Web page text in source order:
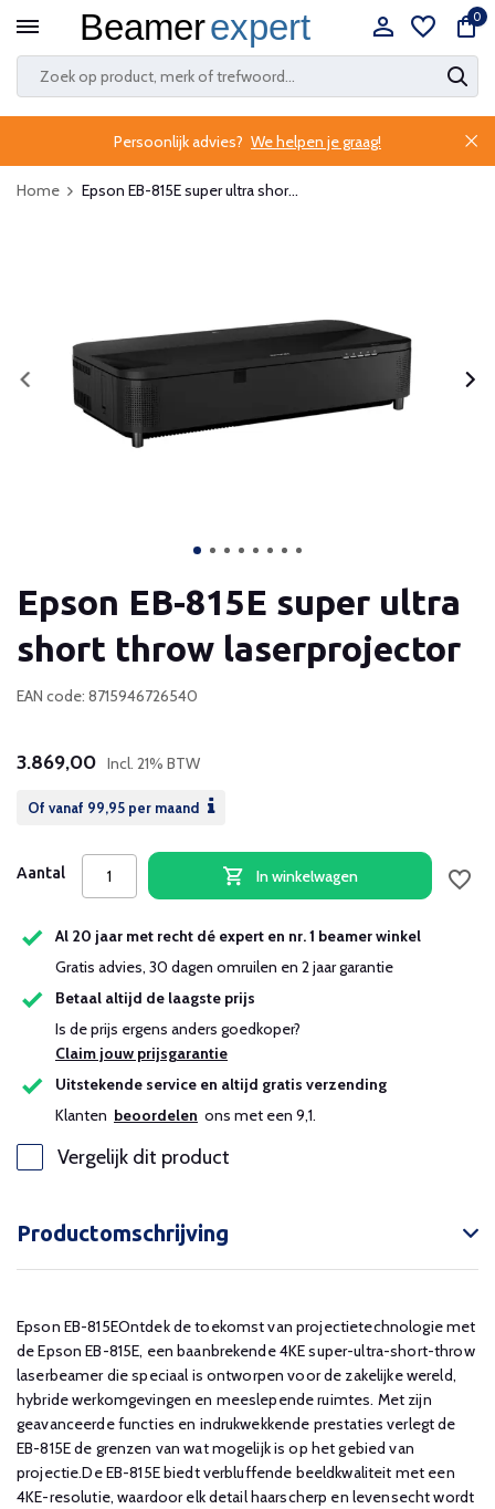
0
Persoonlijk advies? We helpen je graag!
Home Epson EB-815E super ultra shor...
Epson EB-815E super ultra
short throw laserprojector
EAN code: 8715946726540
3.869,00 Incl. 21% BTW
Of vanaf 99,95 per maand
Aantal In winkelwagen
Al 20 jaar met recht dé expert en nr. 1 beamer winkel
Gratis advies, 30 dagen omruilen en 2 jaar garantie
Betaal altijd de laagste prijs
Is de prijs ergens anders goedkoper?
Claim jouw prijsgarantie
Uitstekende service en altijd gratis verzending
Klanten beoordelen ons met een 9,1.
Vergelijk dit product
Productomschrijving
Epson EB-815EOntdek de toekomst van projectietechnologie met
de Epson EB-815E, een baanbrekende 4KE super-ultra-short-throw
laserbeamer die speciaal is ontworpen voor de zakelijke wereld,
hybride werkomgevingen en meeslepende ruimtes. Met zijn
geavanceerde functies en indrukwekkende prestaties verlegt de
EB-815E de grenzen van wat mogelijk is op het gebied van
projectie.De EB-815E biedt verbluffende beeldkwaliteit met een
4KE-resolutie, waardoor elk detail haarscherp en levensecht wordt